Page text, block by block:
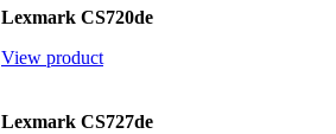
Lexmark CS720de
View product
Lexmark CS727de